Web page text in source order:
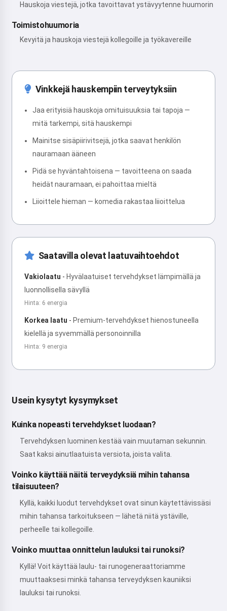
Hauskoja viestejä, jotka tavoittavat ystävyytenne huumorin
Toimistohuumoria
Kevyitä ja hauskoja viestejä kollegoille ja työkavereille
Vinkkejä hauskempiin terveytyksiin
Jaa erityisiä hauskoja omituisuuksia tai tapoja —
mitä tarkempi, sitä hauskempi
Mainitse sisäpiirivitsejä, jotka saavat henkilön
nauramaan ääneen
Pidä se hyväntahtoisena — tavoitteena on saada
heidät nauramaan, ei pahoittaa mieltä
Liioittele hieman — komedia rakastaa liioittelua
Saatavilla olevat laatuvaihtoehdot
Vakiolaatu - Hyvälaatuiset tervehdykset lämpimällä ja
luonnollisella sävyllä
Hinta: 6 energia
Korkea laatu - Premium-tervehdykset hienostuneella
kielellä ja syvemmällä personoinnilla
Hinta: 9 energia
Usein kysytyt kysymykset
Kuinka nopeasti tervehdykset luodaan?
Tervehdyksen luominen kestää vain muutaman sekunnin.
Saat kaksi ainutlaatuista versiota, joista valita.
Voinko käyttää näitä terveydyksiä mihin tahansa
tilaisuuteen?
Kyllä, kaikki luodut tervehdykset ovat sinun käytettävissäsi
mihin tahansa tarkoitukseen — lähetä niitä ystäville,
perheelle tai kollegoille.
Voinko muuttaa onnittelun lauluksi tai runoksi?
Kyllä! Voit käyttää laulu- tai runogeneraattoriamme
muuttaaksesi minkä tahansa terveydyksen kauniiksi
lauluksi tai runoksi.